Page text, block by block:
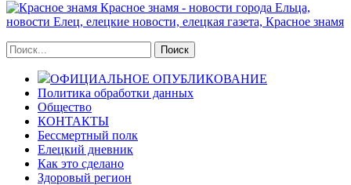
Красное знамя - новости города Ельца,
новости Елец, елецкие новости, елецкая газета, Красное знамя
ОФИЦИАЛЬНОЕ ОПУБЛИКОВАНИЕ
Политика обработки данных
Общество
КОНТАКТЫ
Бессмертный полк
Елецкий дневник
Как это сделано
Здоровый регион